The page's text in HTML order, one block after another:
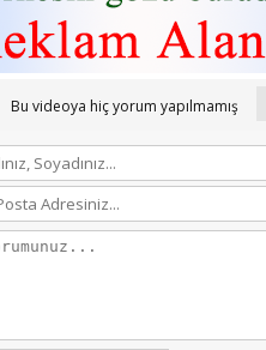
Bu videoya hiç yorum yapılmamış